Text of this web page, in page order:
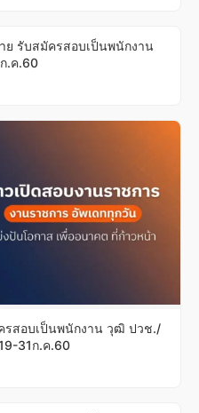
ย รับสมัครสอบเป็นพนักงาน
.ค.60
รสอบเป็นพนักงาน วุฒิ ปวช./
31ก.ค.60